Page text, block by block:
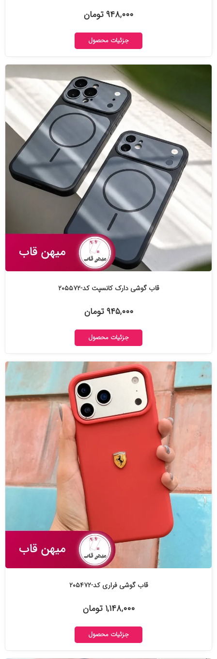
۹۴۸,۰۰۰ تومان
جزئیات محصول
قاب گوشی دارک کانسپت کد-۲۰۵۵۷۲
۹۴۵,۰۰۰ تومان
جزئیات محصول
قاب گوشی فراری کد-۲۰۵۴۷۲
۱,۱۴۸,۰۰۰ تومان
جزئیات محصول